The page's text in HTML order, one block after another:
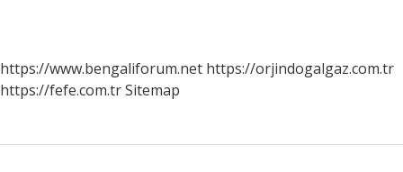
https://www.bengaliforum.net https://orjindogalgaz.com.tr
https://fefe.com.trSitemap